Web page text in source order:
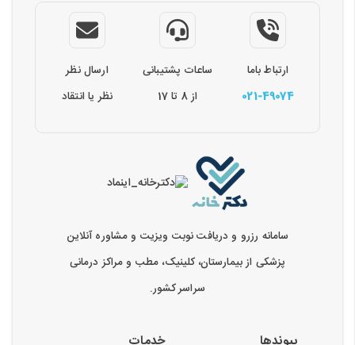
ارتباط باما
021-49074
ساعات پشتیبانی
از 8 تا 17
ارسال نظر
نظر یا انتقاد
سامانه رزرو و دریافت نوبت ویزیت و مشاوره آنلاین
پزشکی از بیمارستان، کلینیک، مطب و مراکز درمانی
سراسر کشور.